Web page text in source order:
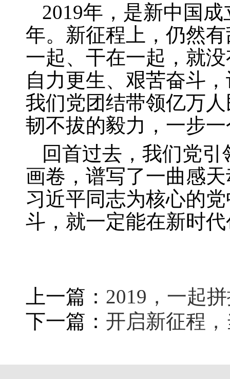
2019年，是新中国成
年。新征程上，仍然
一起、干在一起，就
自力更生、艰苦奋斗
我们党团结带领亿万
韧不拔的毅力，一步
回首过去，我们党
画卷，谱写了一曲感
习近平同志为核心的
斗，就一定能在新时
上一篇： 2019，一起
下一篇： 开启新征程